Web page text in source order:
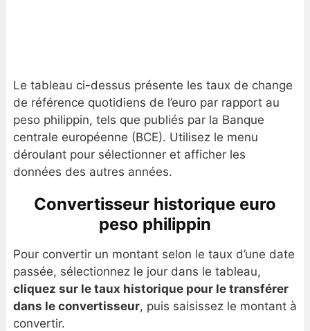
Le tableau ci-dessus présente les taux de change
de référence quotidiens de l’euro par rapport au
peso philippin, tels que publiés par la Banque
centrale européenne (BCE). Utilisez le menu
déroulant pour sélectionner et afficher les
données des autres années.
Convertisseur historique euro
peso philippin
Pour convertir un montant selon le taux d’une date
passée, sélectionnez le jour dans le tableau,
cliquez sur le taux historique pour le transférer
dans le convertisseur, puis saisissez le montant à
convertir.